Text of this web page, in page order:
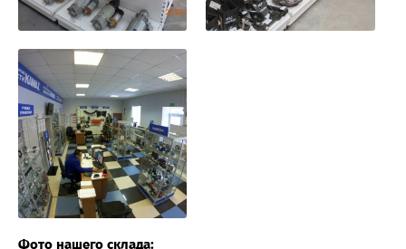
Фото нашего склада: